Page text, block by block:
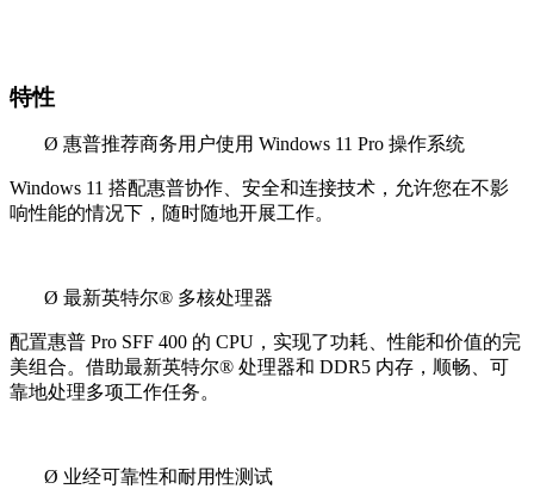
特性
Ø 惠普推荐商务用户使用 Windows 11 Pro 操作系统
Windows 11 搭配惠普协作、安全和连接技术，允许您在不影
响性能的情况下，随时随地开展工作。
Ø 最新英特尔® 多核处理器
配置惠普 Pro SFF 400 的 CPU，实现了功耗、性能和价值的完
美组合。借助最新英特尔® 处理器和 DDR5 内存，顺畅、可
靠地处理多项工作任务。
Ø 业经可靠性和耐用性测试